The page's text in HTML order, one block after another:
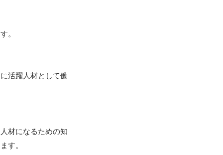
。
活躍人材として働
材になるための知
す。